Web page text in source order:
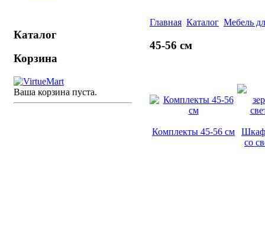
Каталог
Корзина
Ваша корзина пуста.
Главная Каталог Мебель
45-56 см
Комплекты 45-56 см
со